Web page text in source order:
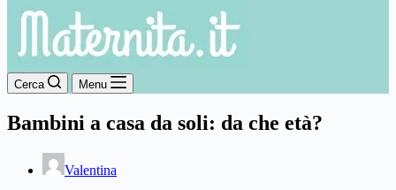
Cerca Menu
Bambini a casa da soli: da che età?
Valentina